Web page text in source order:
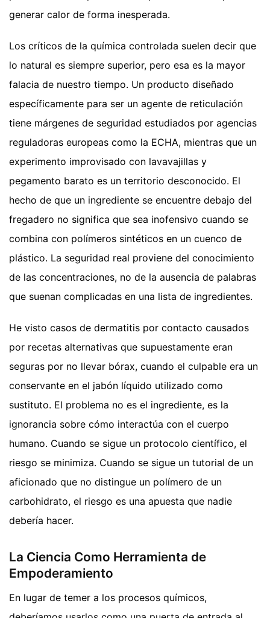
generar calor de forma inesperada.
Los críticos de la química controlada suelen decir que
lo natural es siempre superior, pero esa es la mayor
falacia de nuestro tiempo. Un producto diseñado
específicamente para ser un agente de reticulación
tiene márgenes de seguridad estudiados por agencias
reguladoras europeas como la ECHA, mientras que un
experimento improvisado con lavavajillas y
pegamento barato es un territorio desconocido. El
hecho de que un ingrediente se encuentre debajo del
fregadero no significa que sea inofensivo cuando se
combina con polímeros sintéticos en un cuenco de
plástico. La seguridad real proviene del conocimiento
de las concentraciones, no de la ausencia de palabras
que suenan complicadas en una lista de ingredientes.
He visto casos de dermatitis por contacto causados
por recetas alternativas que supuestamente eran
seguras por no llevar bórax, cuando el culpable era un
conservante en el jabón líquido utilizado como
sustituto. El problema no es el ingrediente, es la
ignorancia sobre cómo interactúa con el cuerpo
humano. Cuando se sigue un protocolo científico, el
riesgo se minimiza. Cuando se sigue un tutorial de un
aficionado que no distingue un polímero de un
carbohidrato, el riesgo es una apuesta que nadie
debería hacer.
La Ciencia Como Herramienta de
Empoderamiento
En lugar de temer a los procesos químicos,